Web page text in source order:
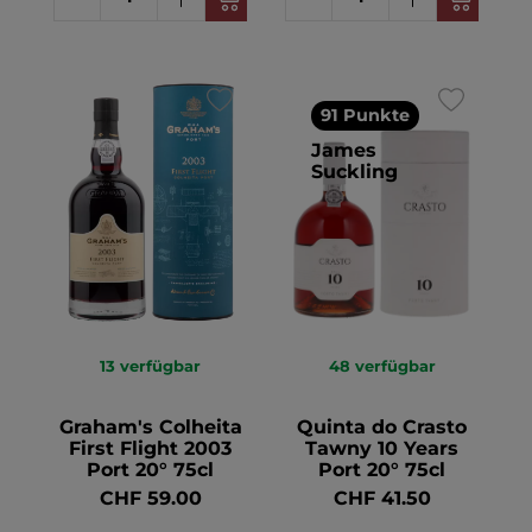
13 verfügbar
Graham's Colheita
First Flight 2003
Port 20° 75cl
CHF 59.00
91 Punkte
James
Suckling
48 verfügbar
Quinta do Crasto
Tawny 10 Years
Port 20° 75cl
CHF 41.50